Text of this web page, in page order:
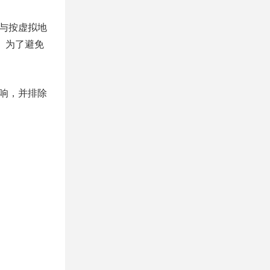
按虚拟地
为了避免
，并排除